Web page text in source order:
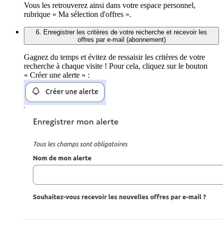
Vous les retrouverez ainsi dans votre espace personnel,
rubrique « Ma sélection d'offres ».
6. Enregistrer les critères de votre recherche et recevoir les
offres par e-mail (abonnement)
Gagnez du temps et évitez de ressaisir les critères de votre
recherche à chaque visite ! Pour cela, cliquez sur le bouton
« Créer une alerte » :